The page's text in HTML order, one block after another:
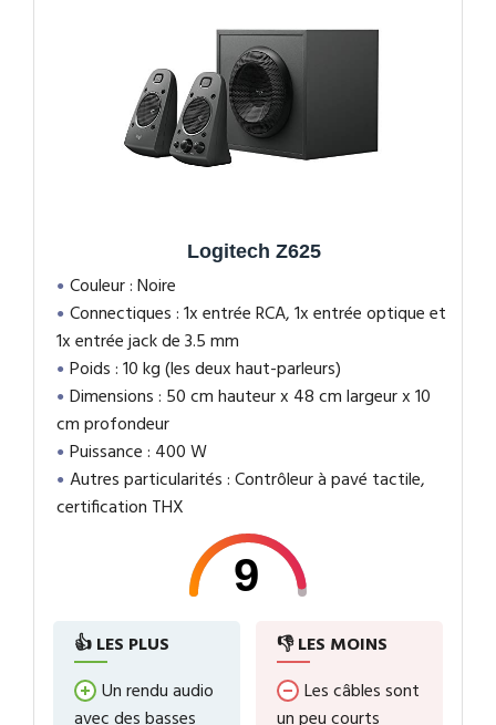
Logitech Z625
Couleur : Noire
Connectiques : 1x entrée RCA, 1x entrée optique et
1x entrée jack de 3.5 mm
Poids : 10 kg (les deux haut-parleurs)
Dimensions : 50 cm hauteur x 48 cm largeur x 10
cm profondeur
Puissance : 400 W
Autres particularités : Contrôleur à pavé tactile,
certification THX
9
👍 LES PLUS
Un rendu audio
👎 LES MOINS
Les câbles sont